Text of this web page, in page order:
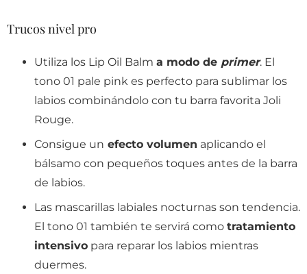
Trucos nivel pro
Utiliza los Lip Oil Balm a modo de primer. El
tono 01 pale pink es perfecto para sublimar los
labios combinándolo con tu barra favorita Joli
Rouge.
Consigue un efecto volumen aplicando el
bálsamo con pequeños toques antes de la barra
de labios.
Las mascarillas labiales nocturnas son tendencia.
El tono 01 también te servirá como tratamiento
intensivo para reparar los labios mientras
duermes.